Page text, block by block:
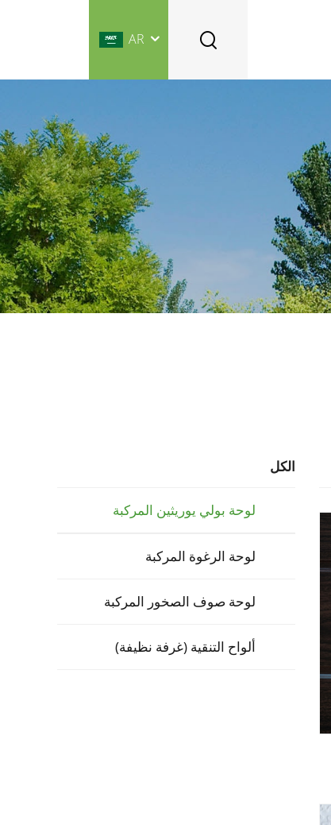
AR
الكل
لوحة بولي يوريثين المركبة
لوحة الرغوة المركبة
لوحة صوف الصخور المركبة
ألواح التنقية (غرفة نظيفة)